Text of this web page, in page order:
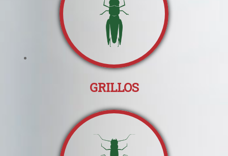
GRILLOS
Historia
Consejos